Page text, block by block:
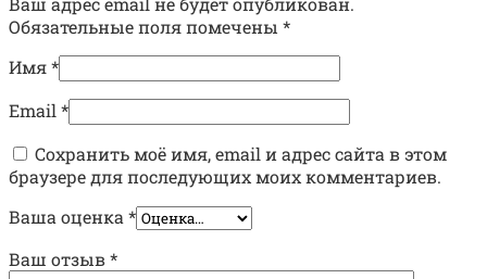
Обязательные поля помечены *
Имя*
Email *
Сохранить моё имя, email и адрес сайта в этом
браузере для последующих моих комментариев.
Ваша оценка *
Ваш отзыв*